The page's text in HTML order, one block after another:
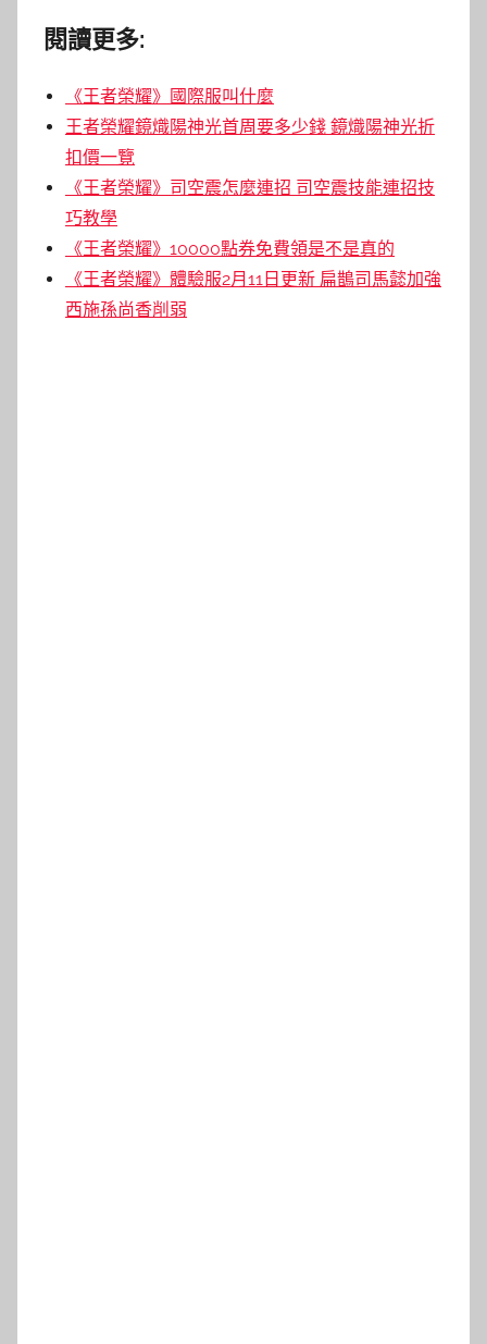
閱讀更多:
《王者榮耀》國際服叫什麼
王者榮耀鏡熾陽神光首周要多少錢 鏡熾陽神光折
扣價一覽
《王者榮耀》司空震怎麼連招 司空震技能連招技
巧教學
《王者榮耀》10000點券免費領是不是真的
《王者榮耀》體驗服2月11日更新 扁鵲司馬懿加強
西施孫尚香削弱